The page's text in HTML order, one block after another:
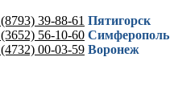
39-88-61 Пятигорск
56-10-60 Симферополь
00-03-59 Воронеж